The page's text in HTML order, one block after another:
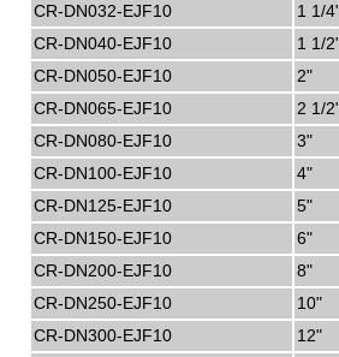
CR-DN032-EJF10
1 1/
CR-DN040-EJF10
1 1/
CR-DN050-EJF10
2"
CR-DN065-EJF10
2 1/
CR-DN080-EJF10
3"
CR-DN100-EJF10
4"
CR-DN125-EJF10
5"
CR-DN150-EJF10
6"
CR-DN200-EJF10
8"
CR-DN250-EJF10
10"
CR-DN300-EJF10
12"